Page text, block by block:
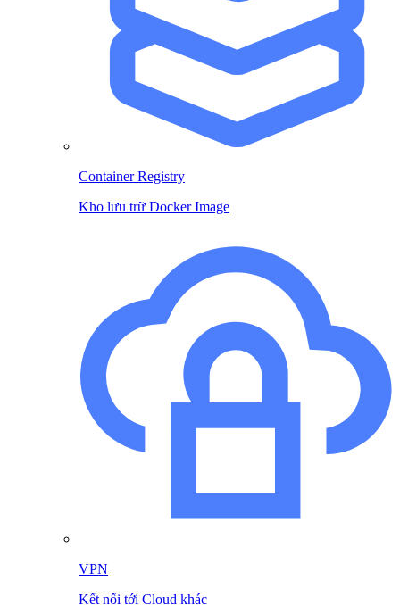
Container Registry
Kho lưu trữ Docker Image
VPN
Kết nối tới Cloud khác